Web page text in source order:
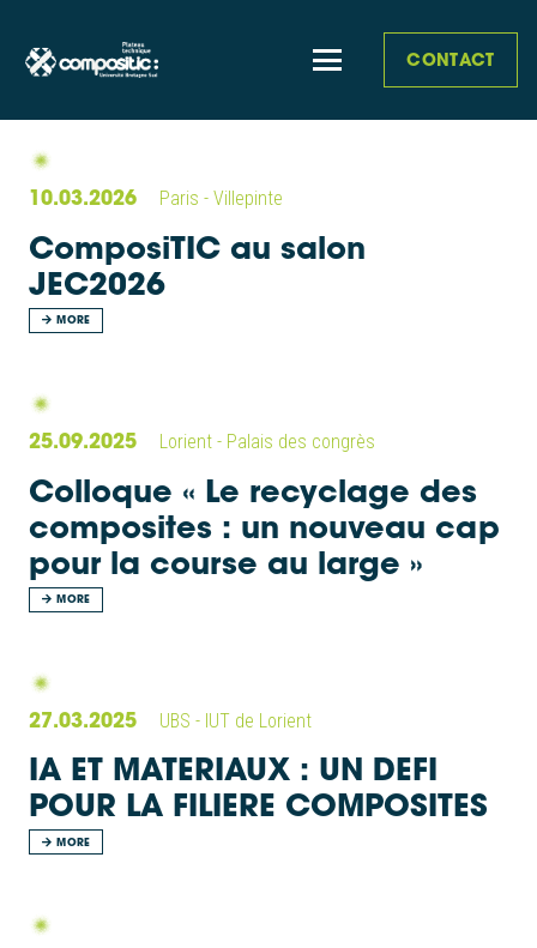
CONTACT
10.03.2026 Paris - Villepinte
ComposiTIC au salon
JEC2026
MORE
25.09.2025 Lorient - Palais des congrès
Colloque « Le recyclage des
composites : un nouveau cap
pour la course au large »
MORE
27.03.2025 UBS - IUT de Lorient
IA ET MATERIAUX : UN DEFI
POUR LA FILIERE COMPOSITES
MORE